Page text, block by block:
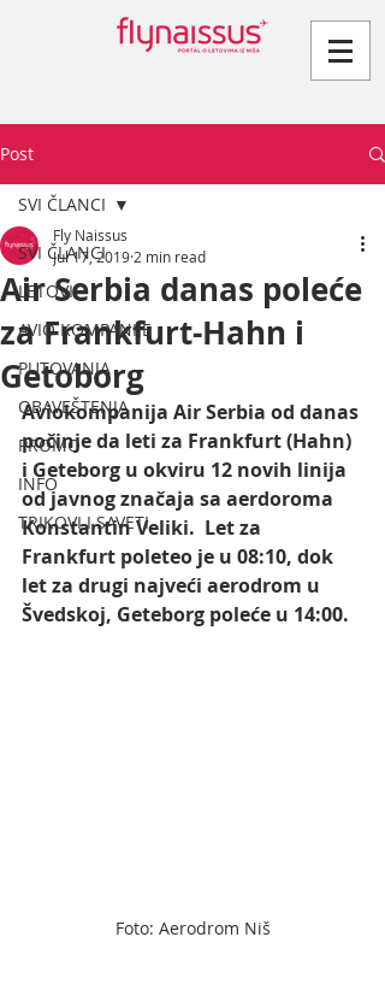
Post
SVI ČLANCI
LETOVI
AVIO KOMPANIJE
PUTOVANJA
OBAVEŠTENJA
PROMO
INFO
TRIKOVI I SAVETI
SVI ČLANCI
Air Serbia danas poleće
za Frankfurt-Hahn i
Getoborg
Fly Naissus
Jul 17, 2019 2 min read
Aviokompanija Air Serbia od danas
počinje da leti za Frankfurt (Hahn)
i Geteborg u okviru 12 novih linija
od javnog značaja sa aerdoroma
Konstantin Veliki.  Let za
Frankfurt poleteo je u 08:10, dok
let za drugi najveći aerodrom u
Švedskoj, Geteborg poleće u 14:00.
Foto: Aerodrom Niš